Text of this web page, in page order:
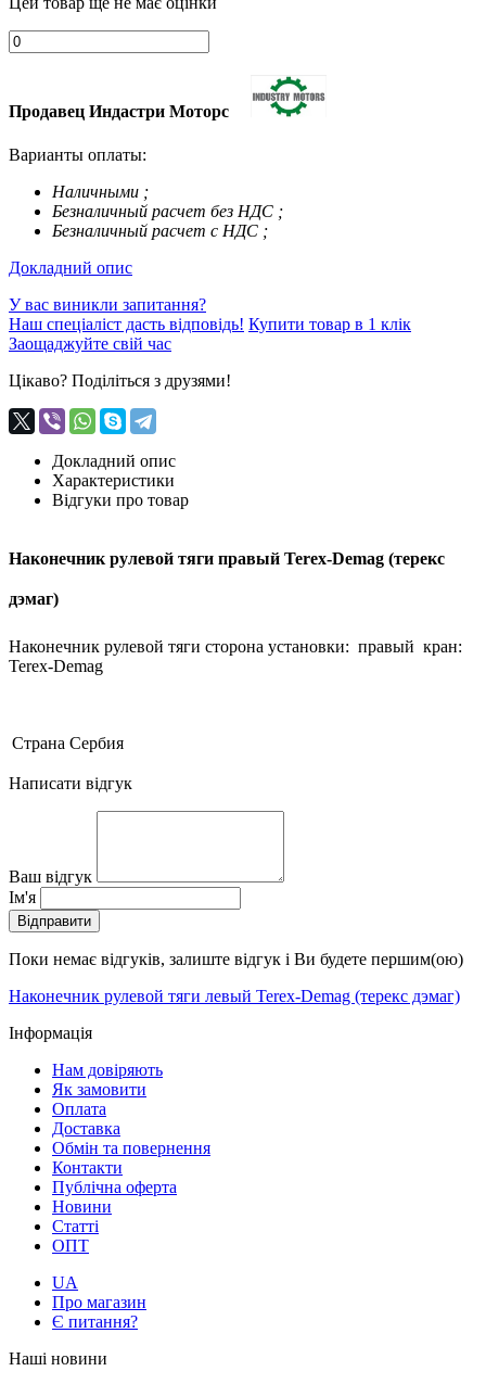
Продавец Индастри Моторс
Варианты оплаты:
Наличными ;
Безналичный расчет без НДС ;
Безналичный расчет с НДС ;
Докладний опис
У вас виникли запитання?
Наш спеціаліст дасть відповідь! Купити товар в 1 клік
Заощаджуйте свій час
Цікаво? Поділіться з друзями!
Докладний опис
Характеристики
Відгуки про товар
Наконечник рулевой тяги правый Terex-Demag (терекс
дэмаг)
Наконечник рулевой тяги сторона установки: правый кран:
Terex-Demag
Страна Сербия
Написати відгук
Ваш відгук
Ім'я
Відправити
Поки немає відгуків, залиште відгук і Ви будете першим(ою)
Наконечник рулевой тяги левый Terex-Demag (терекс дэмаг)
Інформація
Нам довіряють
Як замовити
Оплата
Доставка
Обмін та повернення
Контакти
Публічна оферта
Новини
Статті
ОПТ
UA
Про магазин
Є питання?
Наші новини